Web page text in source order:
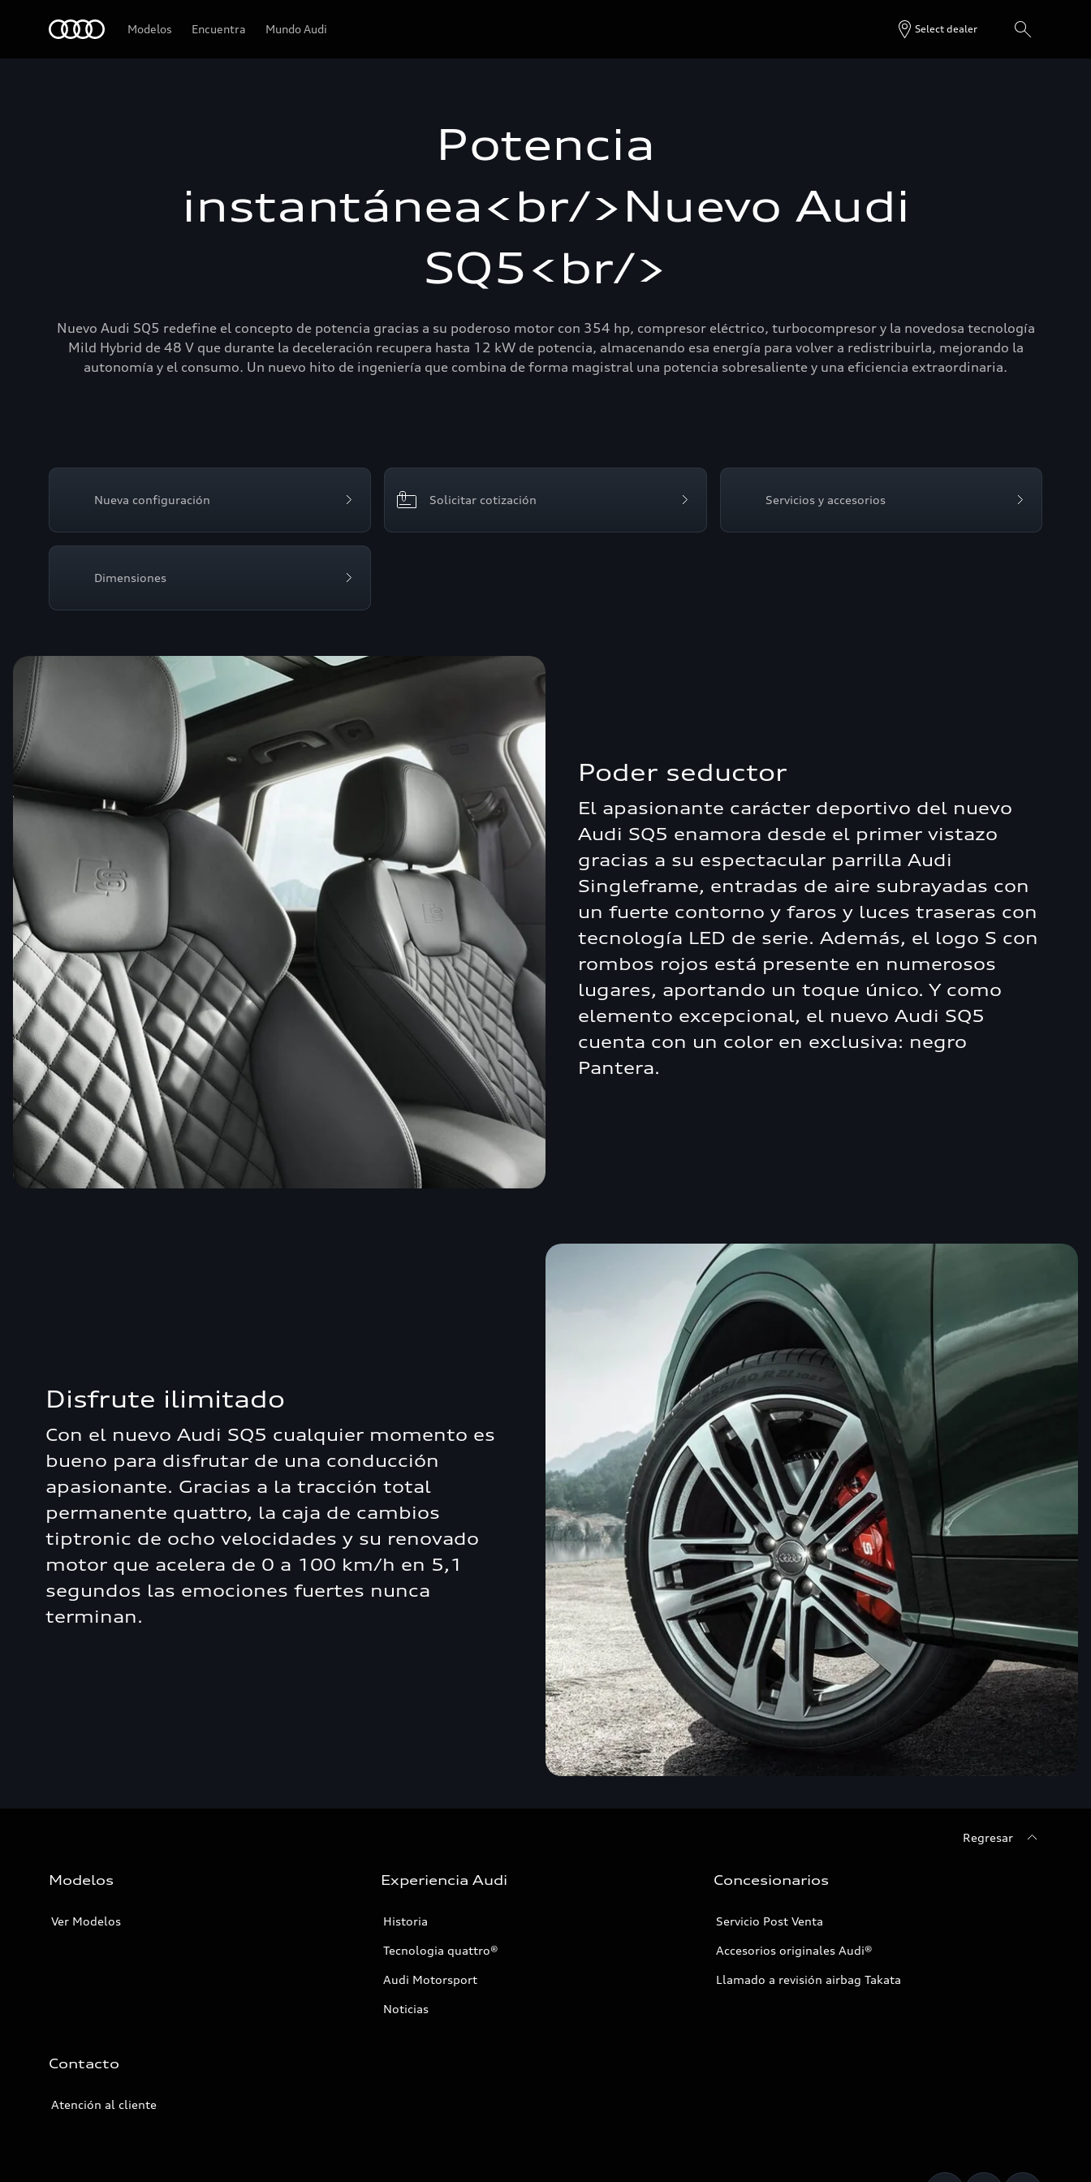
Modelos Encuentra Mundo Audi Select dealer
Potencia
instantánea<br/>Nuevo Audi
SQ5<br/>
Nuevo Audi SQ5 redefine el concepto de potencia gracias a su poderoso motor con 354 hp, compresor eléctrico, turbocompresor y la novedosa tecnología
Mild Hybrid de 48 V que durante la deceleración recupera hasta 12 kW de potencia, almacenando esa energía para volver a redistribuirla, mejorando la
autonomía y el consumo. Un nuevo hito de ingeniería que combina de forma magistral una potencia sobresaliente y una eficiencia extraordinaria.
Nueva configuración Solicitar cotización Servicios y accesorios
Dimensiones
Poder seductor
El apasionante carácter deportivo del nuevo
Audi SQ5 enamora desde el primer vistazo
gracias a su espectacular parrilla Audi
Singleframe, entradas de aire subrayadas con
un fuerte contorno y faros y luces traseras con
tecnología LED de serie. Además, el logo S con
rombos rojos está presente en numerosos
lugares, aportando un toque único. Y como
elemento excepcional, el nuevo Audi SQ5
cuenta con un color en exclusiva: negro
Pantera.
Disfrute ilimitado
Con el nuevo Audi SQ5 cualquier momento es
bueno para disfrutar de una conducción
apasionante. Gracias a la tracción total
permanente quattro, la caja de cambios
tiptronic de ocho velocidades y su renovado
motor que acelera de 0 a 100 km/h en 5,1
segundos las emociones fuertes nunca
terminan.
Regresar
Modelos
Ver Modelos
Experiencia Audi
Historia
Tecnologia quattro®
Audi Motorsport
Noticias
Concesionarios
Servicio Post Venta
Accesorios originales Audi®
Llamado a revisión airbag Takata
Contacto
Atención al cliente